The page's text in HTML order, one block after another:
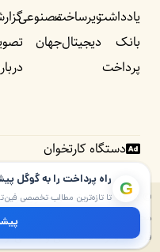
یادداشت‌
بانک
پرداخت
زیرساخت
دیجیتال
مصنوعی
جهان
دستگاه کارتخوان
© ۱۴۰۵ – ۱۳۹۰ تمامی
فرهنگ و ارشاد اسلامی و بخشی
G راه پرداخت را به گوگل
تا تازه‌ترین مطالب تخصصی